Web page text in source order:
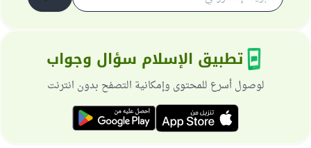
تطبيق الإسلام سؤال وجواب
لوصول أسرع للمحتوى وإمكانية التصفح بدون انترنت